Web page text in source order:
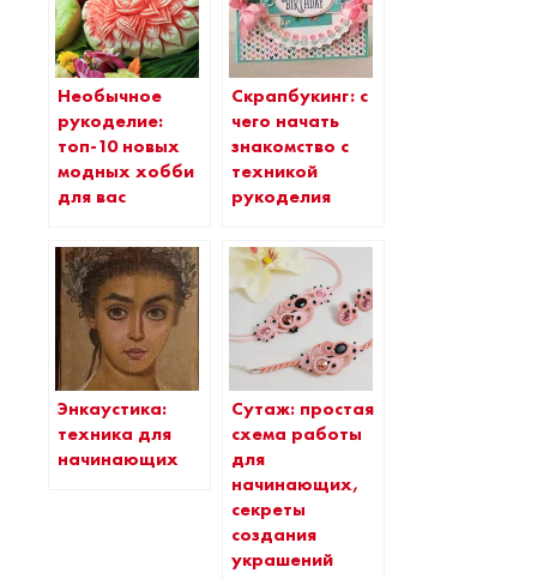
Необычное
рукоделие:
топ-10 новых
модных хобби
для вас
Скрапбукинг: с
чего начать
знакомство с
техникой
рукоделия
Энкаустика:
техника для
начинающих
Сутаж: простая
схема работы
для
начинающих,
секреты
создания
украшений